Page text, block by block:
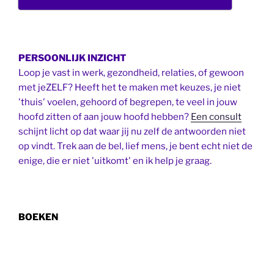
PERSOONLIJK INZICHT
Loop je vast in werk, gezondheid, relaties, of gewoon
met jeZELF? Heeft het te maken met keuzes, je niet
'thuis' voelen, gehoord of begrepen, te veel in jouw
hoofd zitten of aan jouw hoofd hebben? Een consult
schijnt licht op dat waar jij nu zelf de antwoorden niet
op vindt. Trek aan de bel, lief mens, je bent echt niet de
enige, die er niet 'uitkomt' en ik help je graag.
BOEKEN